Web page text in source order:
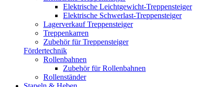
Elektrische Leichtgewicht-Treppensteiger
Elektrische Schwerlast-Treppensteiger
Lagerverkauf Treppensteiger
Treppenkarren
Zubehör für Treppensteiger
Fördertechnik
Rollenbahnen
Zubehör für Rollenbahnen
Rollenständer